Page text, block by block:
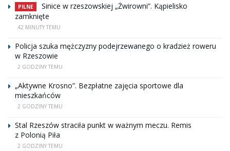
PILNE
Sinice w rzeszowskiej „Żwirowni”. Kąpielisko
zamknięte
42 MINUTY TEMU
Policja szuka mężczyzny podejrzewanego o kradzież roweru
w Rzeszowie
2 GODZINY TEMU
„Aktywne Krosno”. Bezpłatne zajęcia sportowe dla
mieszkańców
2 GODZINY TEMU
Stal Rzeszów straciła punkt w ważnym meczu. Remis
z Polonią Piła
2 GODZINY TEMU